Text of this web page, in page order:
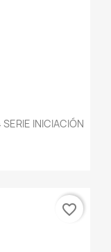
INICIACIÓN
favorite_border